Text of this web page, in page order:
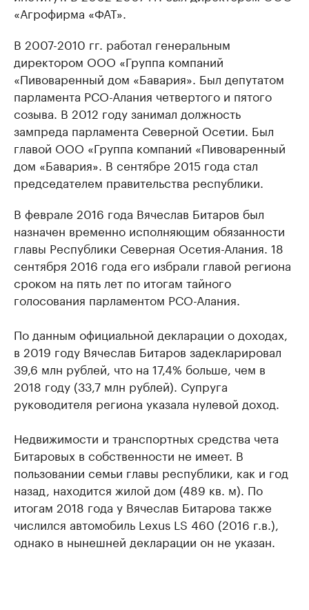
«Агрофирма «ФАТ».
В 2007-2010 гг. работал генеральным
директором ООО «Группа компаний
«Пивоваренный дом «Бавария». Был депутатом
парламента РСО-Алания четвертого и пятого
созыва. В 2012 году занимал должность
зампреда парламента Северной Осетии. Был
главой ООО «Группа компаний «Пивоваренный
дом «Бавария». В сентябре 2015 года стал
председателем правительства республики.
В феврале 2016 года Вячеслав Битаров был
назначен временно исполняющим обязанности
главы Республики Северная Осетия-Алания. 18
сентября 2016 года его избрали главой региона
сроком на пять лет по итогам тайного
голосования парламентом РСО-Алания.
По данным официальной декларации о доходах,
в 2019 году Вячеслав Битаров задекларировал
39,6 млн рублей, что на 17,4% больше, чем в
2018 году (33,7 млн рублей). Супруга
руководителя региона указала нулевой доход.
Недвижимости и транспортных средства чета
Битаровых в собственности не имеет. В
пользовании семьи главы республики, как и год
назад, находится жилой дом (489 кв. м). По
итогам 2018 года у Вячеслав Битарова также
числился автомобиль Lexus LS 460 (2016 г.в.),
однако в нынешней декларации он не указан.